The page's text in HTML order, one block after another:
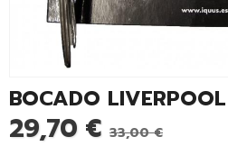
BOCADO
29,70 € 33,00 €